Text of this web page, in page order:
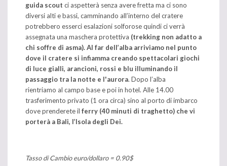
guida scout ci aspetterà senza avere fretta ma ci sono
diversi alti e bassi, camminando all’interno del cratere
potrebbero esserci esalazioni solforose quindi ci verrà
assegnata una maschera protettiva (trekking non adatto a
chi soffre di asma).Al far dell’alba arriviamo nel punto
dove il cratere si infiamma creando spettacolari giochi
di luce gialli, arancioni, rossi e blu illuminando il
passaggio tra la notte e l'aurora. Dopo l’alba
rientriamo al campo base e poi in hotel. Alle 14.00
trasferimento privato (1 ora circa) sino al porto di imbarco
dove prenderete il ferry (40 minuti di traghetto) che vi
porterà a Bali, l’Isola degli Dei.
Tasso di Cambio euro/dollaro = 0.90$